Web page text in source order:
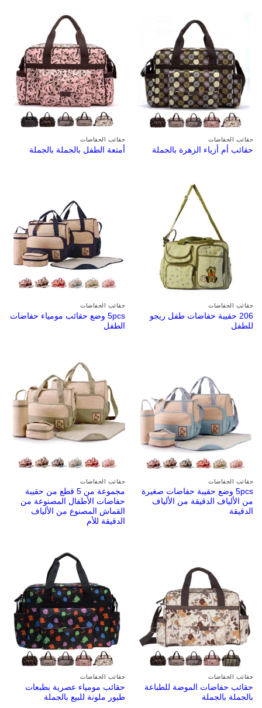
حقائب الحفاضات
حقائب أم أزياء الزهرة بالجملة
حقائب الحفاضات
أمتعة الطفل بالجملة بالجملة
حقائب الحفاضات
206 حقيبة حفاضات طفل ريجو
للطفل
حقائب الحفاضات
5pcs وضع حقائب مومياء حفاضات
الطفل
حقائب الحفاضات
5pcs وضع حقيبة حفاضات صغيرة
من الألياف الدقيقة من الألياف
الدقيقة
حقائب الحفاضات
مجموعة من 5 قطع من حقيبة
حفاضات الأطفال المصنوعة من
القماش المصنوع من الألياف
الدقيقة للأم
حقائب الحفاضات
حقائب حفاضات الموضة للطباعة
بالجملة بالجملة
حقائب الحفاضات
حقائب مومياء عصرية بطبعات
طيور ملونة للبيع بالجملة